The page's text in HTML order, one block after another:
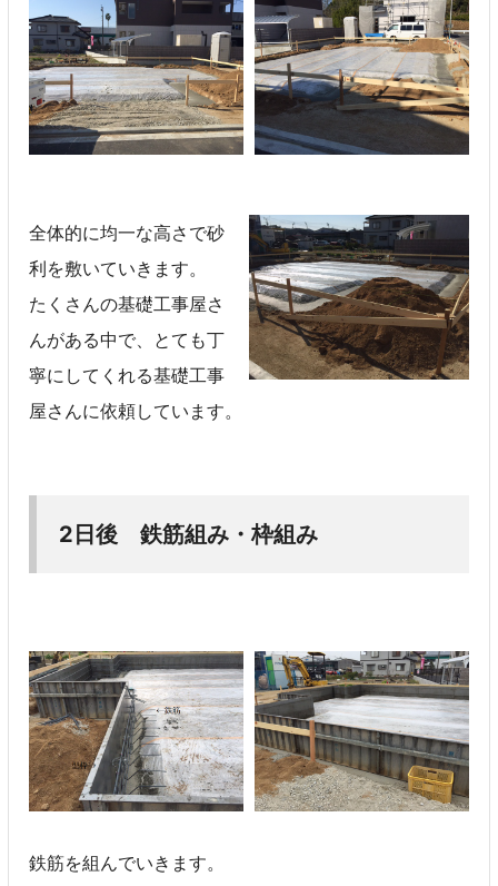
全体的に均一な高さで砂
利を敷いていきます。
たくさんの基礎工事屋さ
んがある中で、とても丁
寧にしてくれる基礎工事
屋さんに依頼しています。
2日後 鉄筋組み・枠組み
鉄筋を組んでいきます。